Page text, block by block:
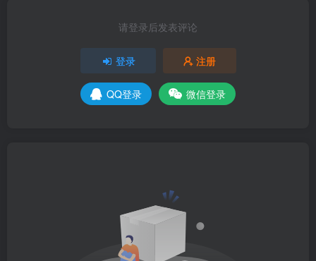
请登录后发表评论
登录 注册
QQ登录 微信登录